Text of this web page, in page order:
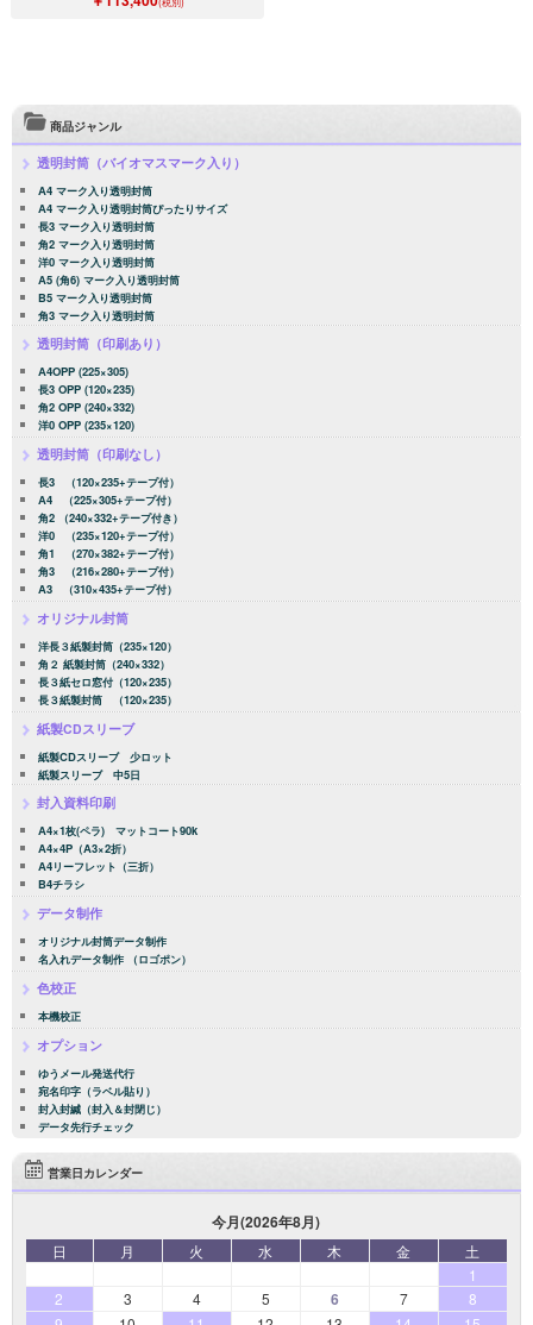
商品ジャンル
透明封筒（バイオマスマーク入り）
A4 マーク入り透明封筒
A4 マーク入り透明封筒ぴったりサイズ
長3 マーク入り透明封筒
角2 マーク入り透明封筒
洋0 マーク入り透明封筒
A5 (角6) マーク入り透明封筒
B5 マーク入り透明封筒
角3 マーク入り透明封筒
透明封筒（印刷あり）
A4OPP (225×305)
長3 OPP (120×235)
角2 OPP (240×332)
洋0 OPP (235×120)
透明封筒（印刷なし）
長3 （120×235+テープ付）
A4 （225×305+テープ付）
角2 （240×332+テープ付き）
洋0 （235×120+テープ付）
角1 （270×382+テープ付）
角3 （216×280+テープ付）
A3 （310×435+テープ付）
オリジナル封筒
洋長３紙製封筒（235×120）
角２ 紙製封筒（240×332）
長３紙セロ窓付（120×235）
長３紙製封筒 （120×235）
紙製CDスリーブ
紙製CDスリーブ 少ロット
紙製スリーブ 中5日
封入資料印刷
A4×1枚(ペラ) マットコート90k
A4×4P（A3×2折）
A4リーフレット（三折）
B4チラシ
データ制作
オリジナル封筒データ制作
名入れデータ制作 （ロゴポン）
色校正
本機校正
オプション
ゆうメール発送代行
宛名印字（ラベル貼り）
封入封緘（封入＆封閉じ）
データ先行チェック
営業日カレンダー
今月(2026年8月)
日 月 火 水 木 金
土
1
2
3 4 5 6 7
8